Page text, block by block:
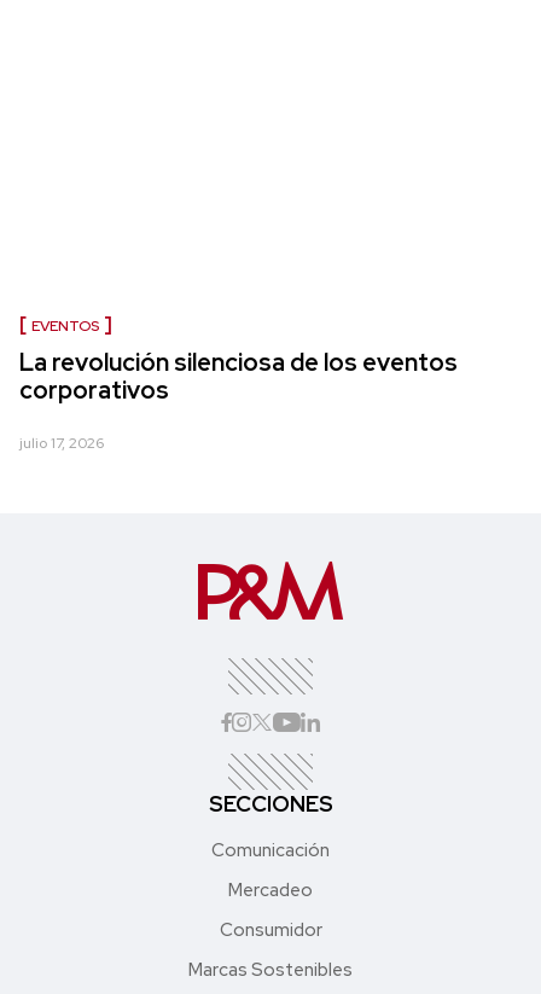
EVENTOS
La revolución silenciosa de los eventos
corporativos
julio 17, 2026
SECCIONES
Comunicación
Mercadeo
Consumidor
Marcas Sostenibles